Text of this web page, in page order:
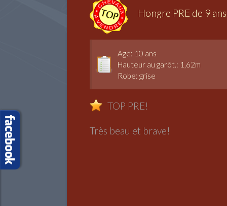
Hongre PRE de 9 ans
Age: 10 ans
Hauteur au garôt.: 1,62m
Robe: grise
TOP PRE!
Très beau et brave!